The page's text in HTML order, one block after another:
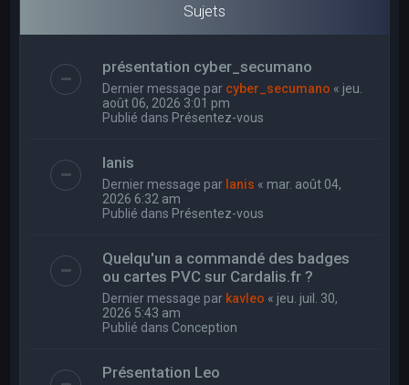
Sujets
présentation cyber_secumano
Dernier message par cyber_secumano « jeu.
août 06, 2026 3:01 pm
Publié dans Présentez-vous
Ianis
Dernier message par Ianis « mar. août 04,
2026 6:32 am
Publié dans Présentez-vous
Quelqu'un a commandé des badges
ou cartes PVC sur Cardalis.fr ?
Dernier message par kavleo « jeu. juil. 30,
2026 5:43 am
Publié dans Conception
Présentation Leo